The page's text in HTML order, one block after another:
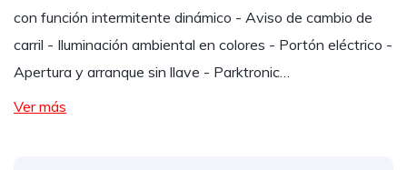
con función intermitente dinámico - Aviso de cambio de
carril - Iluminación ambiental en colores - Portón eléctrico -
Apertura y arranque sin llave - Parktronic…
Ver más